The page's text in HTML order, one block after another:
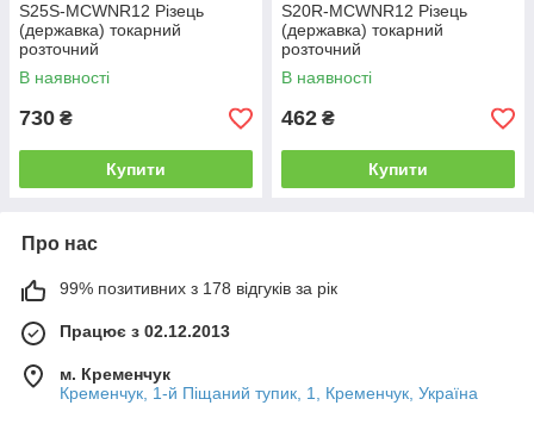
S25S-MСWNR12 Різець
(державка) токарний
розточний
В наявності
730 ₴
Купити
S20R-MСWNR12 Різець
(державка) токарний
розточний
В наявності
462 ₴
Купити
Про нас
99% позитивних з 178 відгуків за рік
Працює з 02.12.2013
м. Кременчук
Кременчук, 1-й Піщаний тупик, 1, Кременчук, Україна